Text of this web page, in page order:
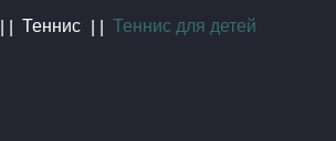
Теннис Теннис для детей